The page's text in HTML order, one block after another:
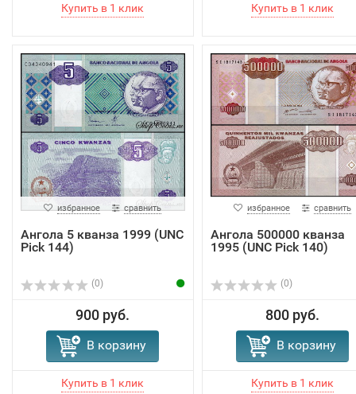
избранное сравнить
Ангола 5 кванза 1999 (UNC
Pick 144)
(0)
900 руб.
В корзину
избранное сравнить
Ангола 500000 кванза
1995 (UNC Pick 140)
(0)
800 руб.
В корзину